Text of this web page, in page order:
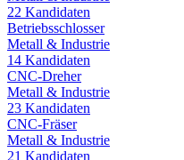
22 Kandidaten
Betriebsschlosser
Metall & Industrie
14 Kandidaten
CNC-Dreher
Metall & Industrie
23 Kandidaten
CNC-Fräser
Metall & Industrie
21 Kandidaten